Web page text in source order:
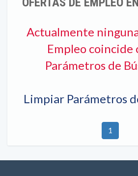
Actualmente
Empleo coincide
Parámetros de
Limpiar Parámetros
1